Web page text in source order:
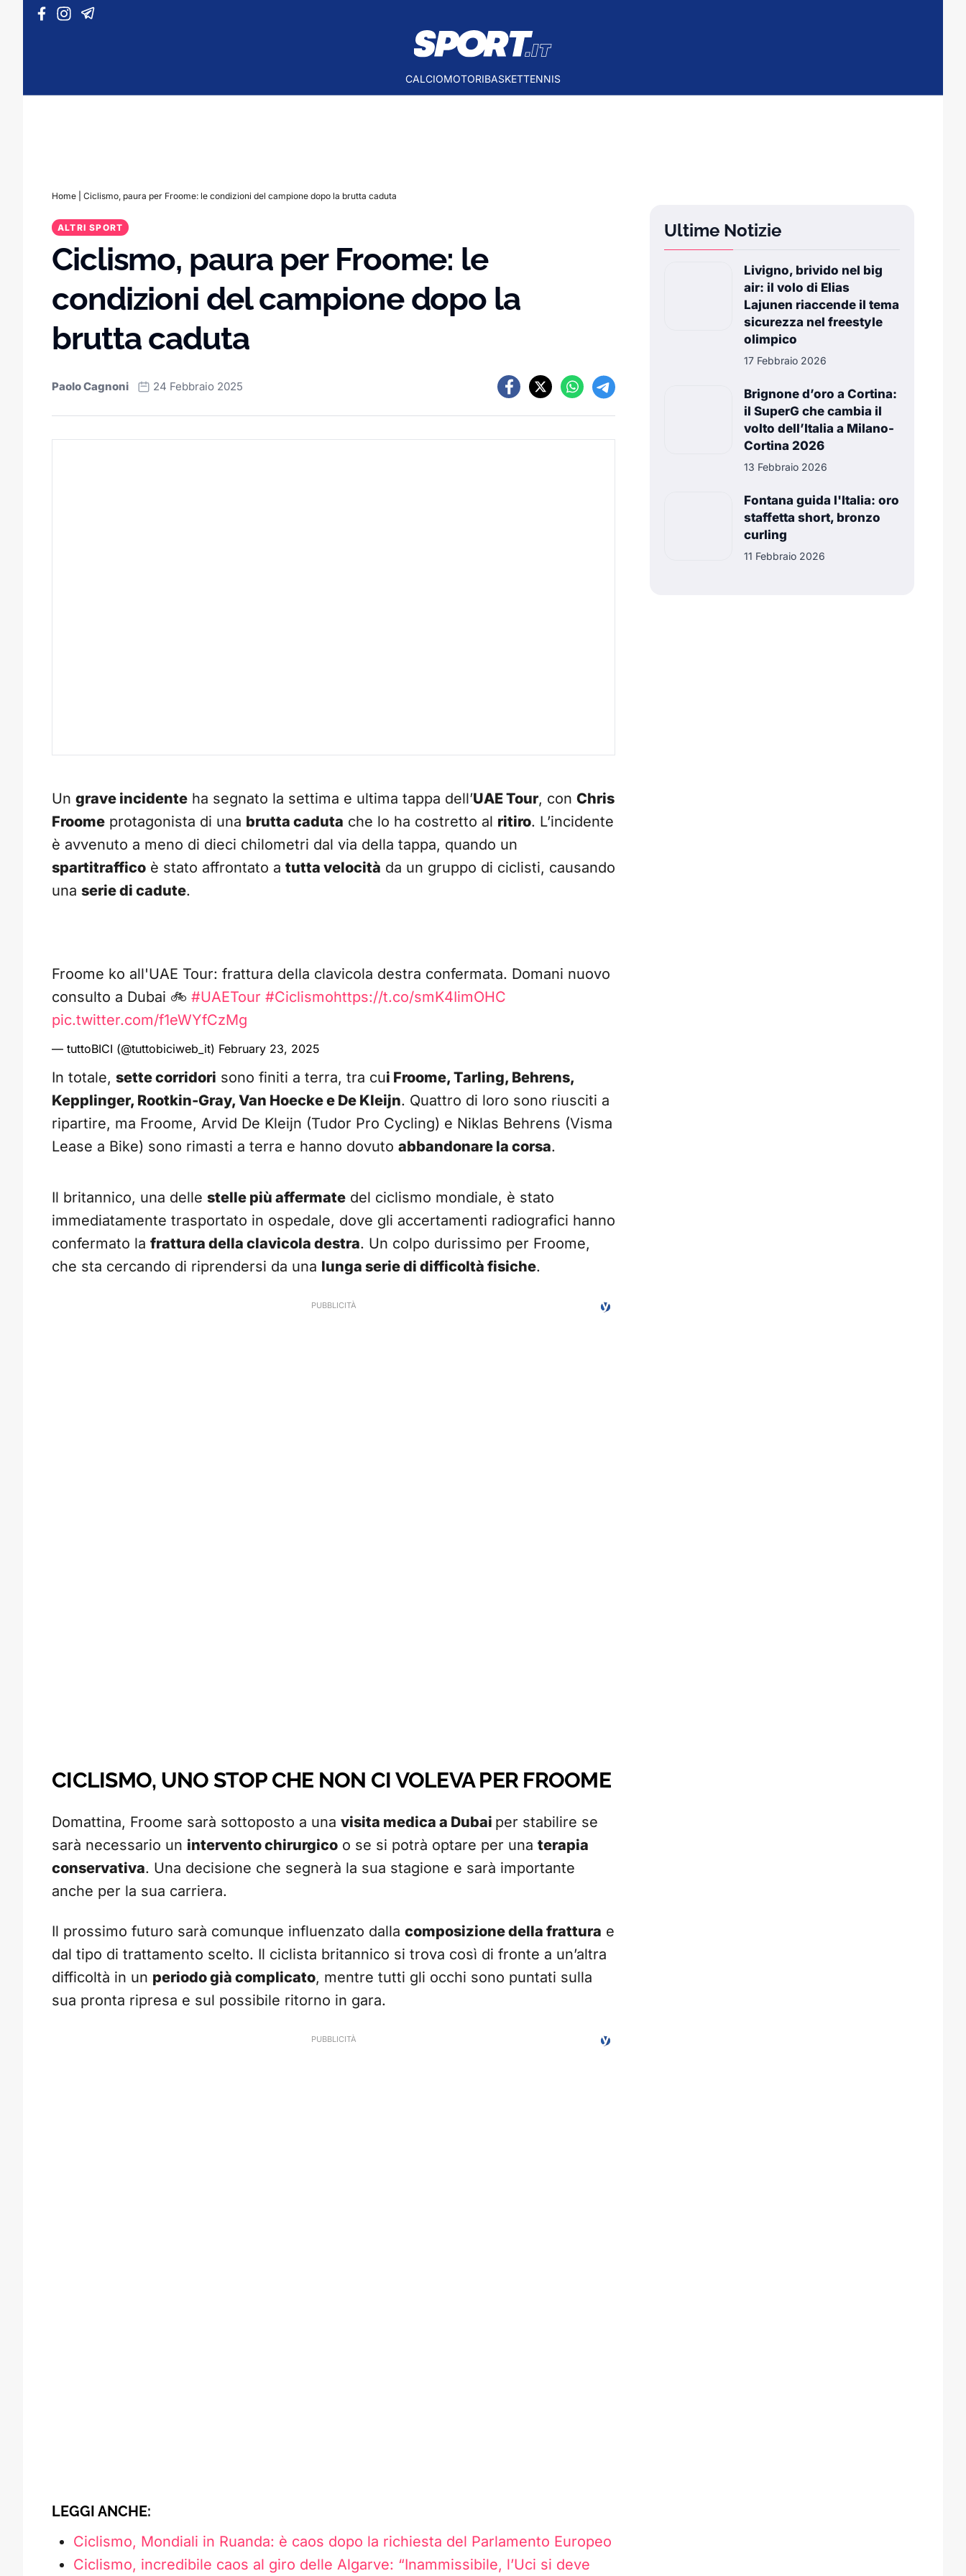
Vai al contenuto
CALCIOMOTORIBASKETTENNIS
Home Ciclismo, paura per Froome: le condizioni del campione dopo la brutta caduta
ALTRI SPORT
Ciclismo, paura per Froome: le
condizioni del campione dopo la
brutta caduta
Paolo Cagnoni 24 Febbraio 2025
Un grave incidente ha segnato la settima e ultima tappa dell’UAE Tour, con Chris
Froome protagonista di una brutta caduta che lo ha costretto al ritiro. L’incidente
è avvenuto a meno di dieci chilometri dal via della tappa, quando un
spartitraffico è stato affrontato a tutta velocità da un gruppo di ciclisti, causando
una serie di cadute.
Froome ko all'UAE Tour: frattura della clavicola destra confermata. Domani nuovo
consulto a Dubai 🚲 #UAETour #Ciclismohttps://t.co/smK4IimOHC
pic.twitter.com/f1eWYfCzMg
— tuttoBICI (@tuttobiciweb_it) February 23, 2025
In totale, sette corridori sono finiti a terra, tra cui Froome, Tarling, Behrens,
Kepplinger, Rootkin-Gray, Van Hoecke e De Kleijn. Quattro di loro sono riusciti a
ripartire, ma Froome, Arvid De Kleijn (Tudor Pro Cycling) e Niklas Behrens (Visma
Lease a Bike) sono rimasti a terra e hanno dovuto abbandonare la corsa.
Il britannico, una delle stelle più affermate del ciclismo mondiale, è stato
immediatamente trasportato in ospedale, dove gli accertamenti radiografici hanno
confermato la frattura della clavicola destra. Un colpo durissimo per Froome,
che sta cercando di riprendersi da una lunga serie di difficoltà fisiche.
CICLISMO, UNO STOP CHE NON CI VOLEVA PER FROOME
Domattina, Froome sarà sottoposto a una visita medica a Dubai per stabilire se
sarà necessario un intervento chirurgico o se si potrà optare per una terapia
conservativa. Una decisione che segnerà la sua stagione e sarà importante
anche per la sua carriera.
Il prossimo futuro sarà comunque influenzato dalla composizione della frattura e
dal tipo di trattamento scelto. Il ciclista britannico si trova così di fronte a un’altra
difficoltà in un periodo già complicato, mentre tutti gli occhi sono puntati sulla
sua pronta ripresa e sul possibile ritorno in gara.
LEGGI ANCHE:
Ciclismo, Mondiali in Ruanda: è caos dopo la richiesta del Parlamento Europeo
Ciclismo, incredibile caos al giro delle Algarve: “Inammissibile, l’Uci si deve
Ultime Notizie
Livigno, brivido nel big
air: il volo di Elias
Lajunen riaccende il tema
sicurezza nel freestyle
olimpico
17 Febbraio 2026
Brignone d’oro a Cortina:
il SuperG che cambia il
volto dell’Italia a Milano-
Cortina 2026
13 Febbraio 2026
Fontana guida l'Italia: oro
staffetta short, bronzo
curling
11 Febbraio 2026